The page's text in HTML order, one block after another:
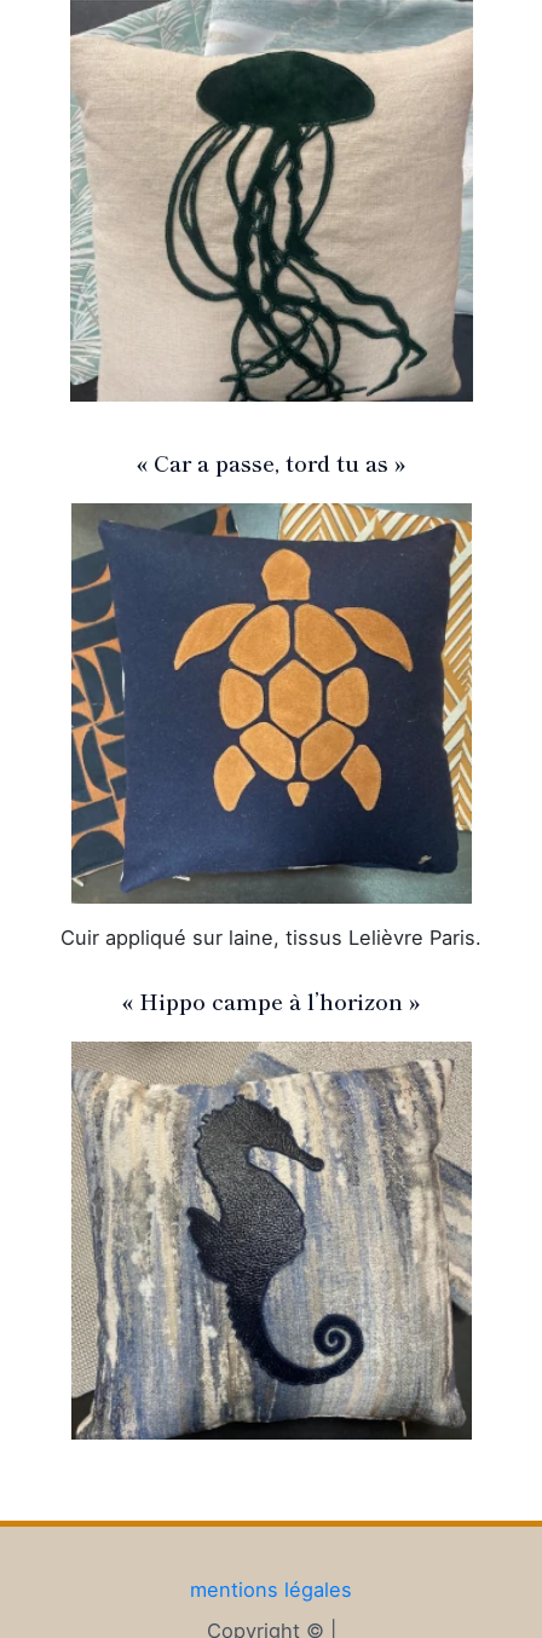
« Car a passe, tord tu as »
Cuir appliqué sur laine, tissus Lelièvre Paris.
« Hippo campe à l’horizon »
mentions légales
Copyright © |